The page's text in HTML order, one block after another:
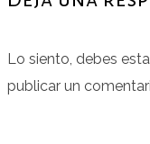
Lo siento, debes
publicar un